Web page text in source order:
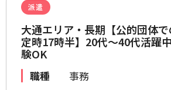
派遣
大通エリア・長期【公的団体
定時17時半】20代～40代活躍
験OK
職種
事務